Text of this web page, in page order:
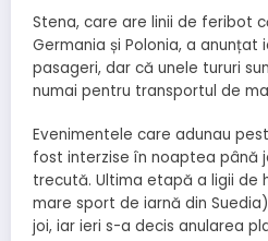
Stena, care are linii de feribot
Germania și Polonia, a
pasageri, dar că unele tururi
numai pentru transportul de
Evenimentele care adunau
fost interzise în noaptea până
trecută. Ultima etapă a ligii de
mare sport de iarnă din
joi, iar ieri s-a decis anularea